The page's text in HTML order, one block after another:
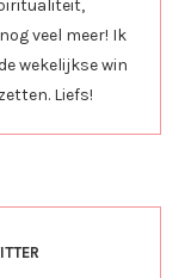
veel meer! Ik
wekelijkse win
Liefs!